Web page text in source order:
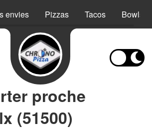
envies Pizzas Tacos Bowls
proche
(51500)